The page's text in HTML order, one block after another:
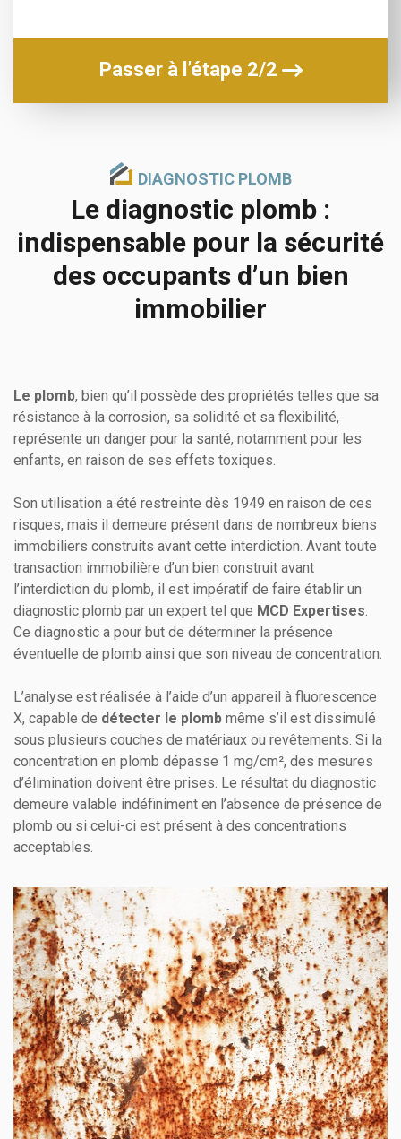
Passer à l’étape 2/2
DIAGNOSTIC PLOMB
Le diagnostic plomb :
indispensable pour la sécurité
des occupants d’un bien
immobilier
Le plomb, bien qu’il possède des propriétés telles que sa
résistance à la corrosion, sa solidité et sa flexibilité,
représente un danger pour la santé, notamment pour les
enfants, en raison de ses effets toxiques.
Son utilisation a été restreinte dès 1949 en raison de ces
risques, mais il demeure présent dans de nombreux biens
immobiliers construits avant cette interdiction. Avant toute
transaction immobilière d’un bien construit avant
l’interdiction du plomb, il est impératif de faire établir un
diagnostic plomb par un expert tel que MCD Expertises.
Ce diagnostic a pour but de déterminer la présence
éventuelle de plomb ainsi que son niveau de concentration.
L’analyse est réalisée à l’aide d’un appareil à fluorescence
X, capable de détecter le plomb même s’il est dissimulé
sous plusieurs couches de matériaux ou revêtements. Si la
concentration en plomb dépasse 1 mg/cm², des mesures
d’élimination doivent être prises. Le résultat du diagnostic
demeure valable indéfiniment en l’absence de présence de
plomb ou si celui-ci est présent à des concentrations
acceptables.